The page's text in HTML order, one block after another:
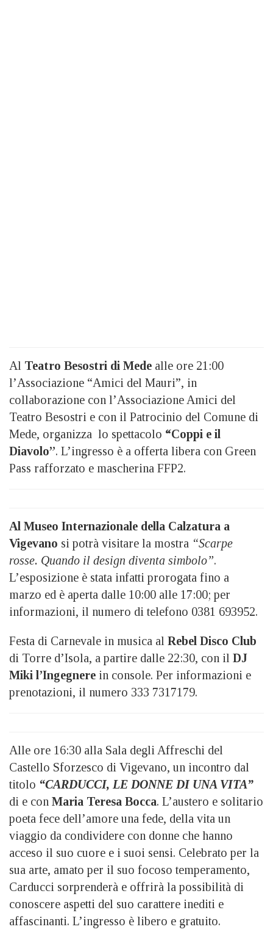
Al Teatro Besostri di Mede alle ore 21:00
l’Associazione “Amici del Mauri”, in
collaborazione con l’Associazione Amici del
Teatro Besostri e con il Patrocinio del Comune di
Mede, organizza lo spettacolo “Coppi e il
Diavolo”. L’ingresso è a offerta libera con Green
Pass rafforzato e mascherina FFP2.
Al Museo Internazionale della Calzatura a
Vigevano si potrà visitare la mostra “Scarpe
rosse. Quando il design diventa simbolo”.
L’esposizione è stata infatti prorogata fino a
marzo ed è aperta dalle 10:00 alle 17:00; per
informazioni, il numero di telefono 0381 693952.
Festa di Carnevale in musica al Rebel Disco Club
di Torre d’Isola, a partire dalle 22:30, con il DJ
Miki l’Ingegnere in console. Per informazioni e
prenotazioni, il numero 333 7317179.
Alle ore 16:30 alla Sala degli Affreschi del
Castello Sforzesco di Vigevano, un incontro dal
titolo “CARDUCCI, LE DONNE DI UNA VITA”
di e con Maria Teresa Bocca. L’austero e solitario
poeta fece dell’amore una fede, della vita un
viaggio da condividere con donne che hanno
acceso il suo cuore e i suoi sensi. Celebrato per la
sua arte, amato per il suo focoso temperamento,
Carducci sorprenderà e offrirà la possibilità di
conoscere aspetti del suo carattere inediti e
affascinanti. L’ingresso è libero e gratuito.